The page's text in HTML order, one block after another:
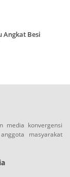
Angkat Besi
media konvergensi
masyarakat